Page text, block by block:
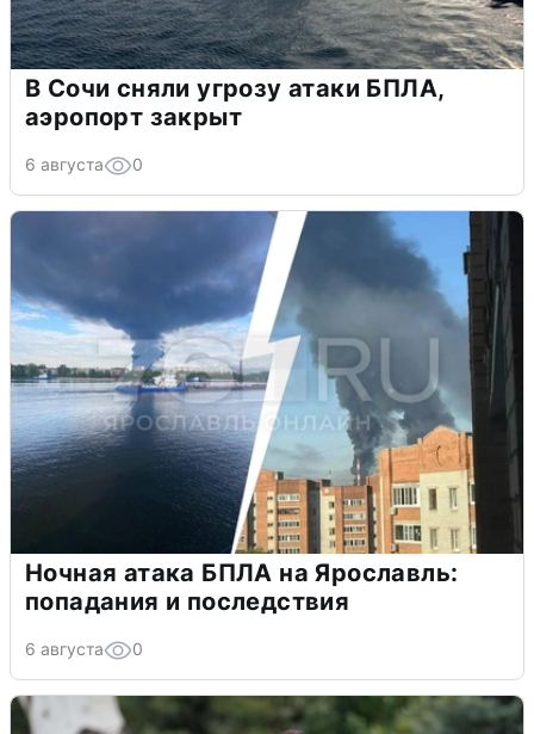
В Сочи сняли угрозу атаки БПЛА,
аэропорт закрыт
6 августа 0
Ночная атака БПЛА на Ярославль:
попадания и последствия
6 августа 0